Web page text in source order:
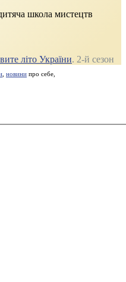
школа мистецтв
літо України. 2‑й сезон
новини про себе,